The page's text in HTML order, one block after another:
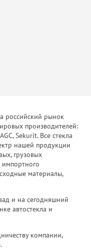
российский рынок
производителей:
Sekurit. Все стекла
нашей продукции
грузовых
импортного
материалы,
и на сегодняшний
автостекла и
компании,